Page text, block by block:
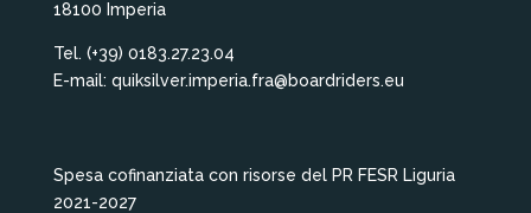
18100 Imperia
Tel. (+39) 0183.27.23.04
E-mail: quiksilver.imperia.fra@boardriders.eu
Spesa cofinanziata con risorse del PR FESR Liguria
2021-2027